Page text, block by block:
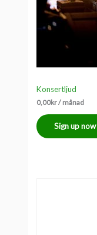
Konsertljud
0,00kr/ månad
Sign up now